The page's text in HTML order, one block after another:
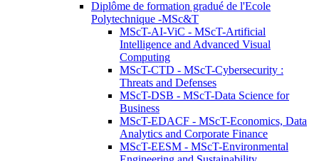
Diplôme de formation gradué de l'Ecole
Polytechnique -MSc&T
MScT-AI-ViC - MScT-Artificial
Intelligence and Advanced Visual
Computing
MScT-CTD - MScT-Cybersecurity :
Threats and Defenses
MScT-DSB - MScT-Data Science for
Business
MScT-EDACF - MScT-Economics, Data
Analytics and Corporate Finance
MScT-EESM - MScT-Environmental